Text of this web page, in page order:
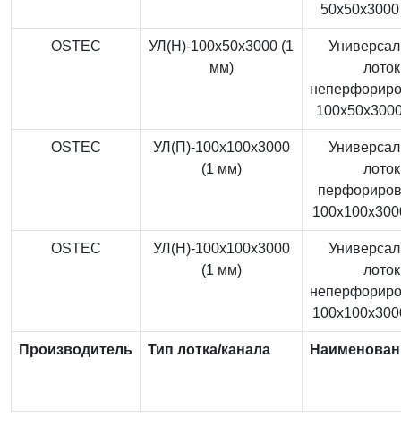
OSTEC
УЛ(Н)-100x50x3000 (1
мм)
лоток
OSTEC
УЛ(П)-100x100x3000
(1 мм)
лоток
OSTEC
УЛ(Н)-100x100x3000
(1 мм)
лоток
Производитель Тип лотка/канала